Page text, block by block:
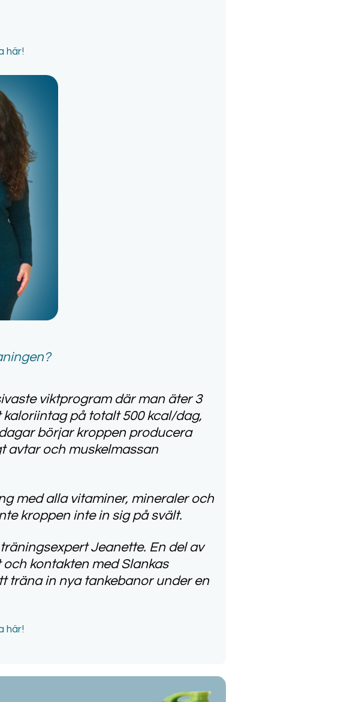
här!
viktprogram där man äter 3
på totalt 500 kcal/dag,
börjar kroppen producera
avtar och muskelmassan
med alla vitaminer, mineraler och
kroppen inte in sig på svält.
Jeanette. En del av
kontakten med Slankas
träna in nya tankebanor under en
här!